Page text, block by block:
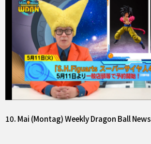
10. Mai (Montag) Weekly Dragon Ball News